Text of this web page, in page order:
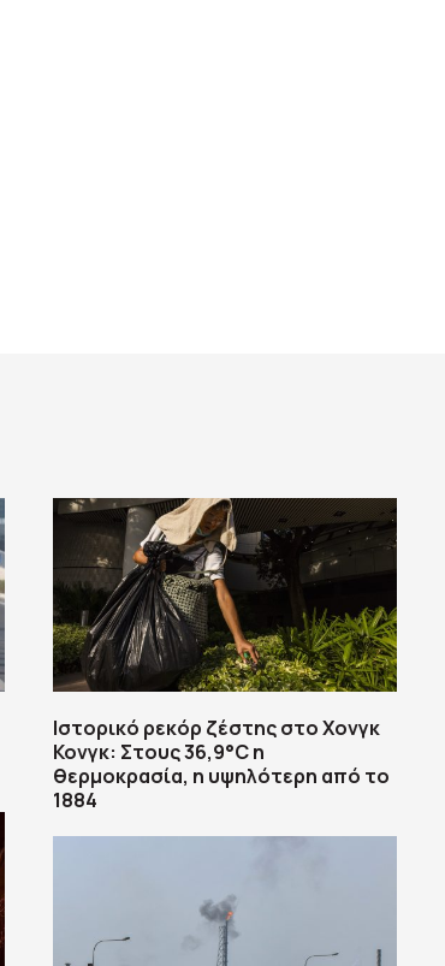
Ιστορικό ρεκόρ ζέστης στο Χονγκ
Κονγκ: Στους 36,9°C η
θερμοκρασία, η υψηλότερη από το
1884